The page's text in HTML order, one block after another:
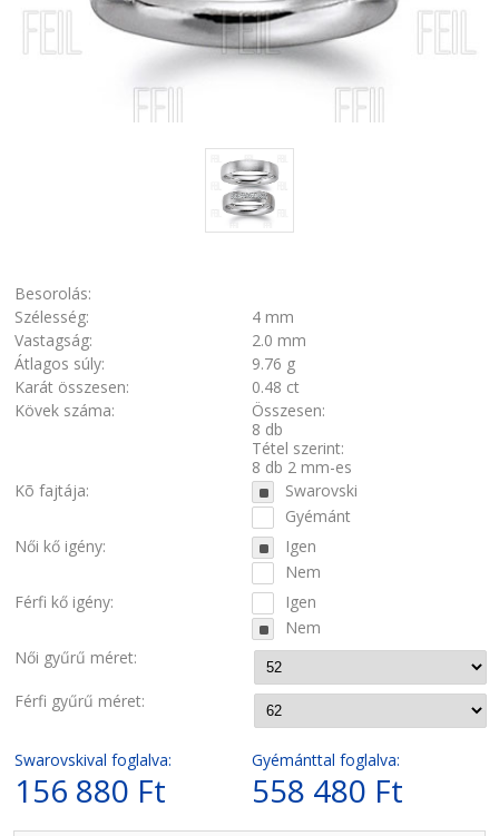
Besorolás:
Szélesség:
4 mm
Vastagság:
2.0 mm
Átlagos súly:
9.76 g
Karát összesen:
0.48 ct
Kövek száma:
Összesen:
8 db
Tétel szerint:
8 db 2 mm-es
Kõ fajtája:
Swarovski
Gyémánt
Női kő igény:
Igen
Nem
Férfi kő igény:
Igen
Nem
Női gyűrű méret:
Férfi gyűrű méret:
Swarovskival foglalva:
156 880 Ft
Gyémánttal foglalva:
558 480 Ft